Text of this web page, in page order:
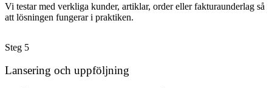
Vi testar med verkliga kunder, artiklar, order eller fakturaunderlag så
att lösningen fungerar i praktiken.
Steg 5
Lansering och uppföljning